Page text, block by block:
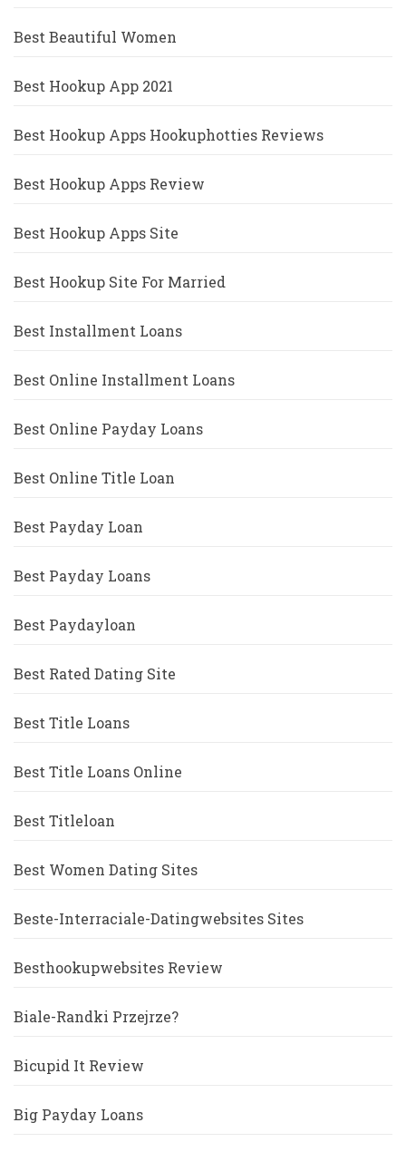
Best Beautiful Women
Best Hookup App 2021
Best Hookup Apps Hookuphotties Reviews
Best Hookup Apps Review
Best Hookup Apps Site
Best Hookup Site For Married
Best Installment Loans
Best Online Installment Loans
Best Online Payday Loans
Best Online Title Loan
Best Payday Loan
Best Payday Loans
Best Paydayloan
Best Rated Dating Site
Best Title Loans
Best Title Loans Online
Best Titleloan
Best Women Dating Sites
Beste-Interraciale-Datingwebsites Sites
Besthookupwebsites Review
Biale-Randki Przejrze?
Bicupid It Review
Big Payday Loans